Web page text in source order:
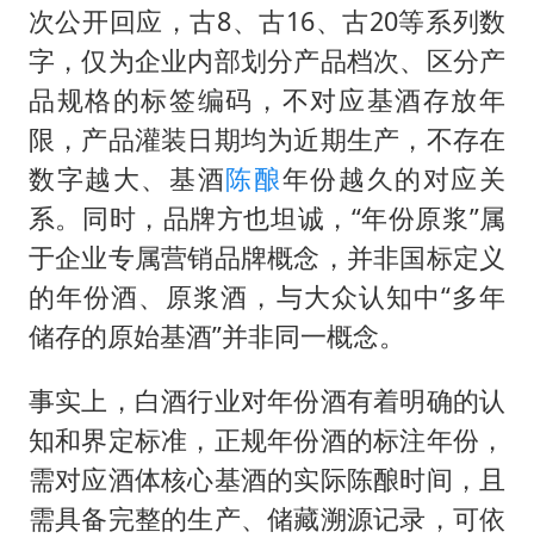
次公开回应，古8、古16、古20等系列数
字，仅为企业内部划分产品档次、区分产
品规格的标签编码，不对应基酒存放年
限，产品灌装日期均为近期生产，不存在
数字越大、基酒陈酿年份越久的对应关
系。同时，品牌方也坦诚，“年份原浆”属
于企业专属营销品牌概念，并非国标定义
的年份酒、原浆酒，与大众认知中“多年
储存的原始基酒”并非同一概念。
事实上，白酒行业对年份酒有着明确的认
知和界定标准，正规年份酒的标注年份，
需对应酒体核心基酒的实际陈酿时间，且
需具备完整的生产、储藏溯源记录，可依